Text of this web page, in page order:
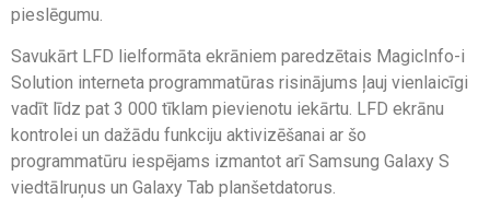
pieslēgumu.
Savukārt LFD lielformāta ekrāniem paredzētais MagicInfo-i
Solution interneta programmatūras risinājums ļauj vienlaicīgi
vadīt līdz pat 3 000 tīklam pievienotu iekārtu. LFD ekrānu
kontrolei un dažādu funkciju aktivizēšanai ar šo
programmatūru iespējams izmantot arī Samsung Galaxy S
viedtālruņus un Galaxy Tab planšetdatorus.